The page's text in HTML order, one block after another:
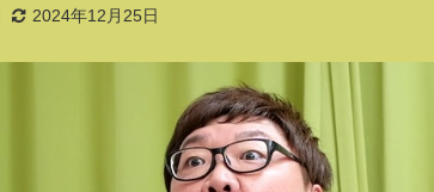
2024年12月25日